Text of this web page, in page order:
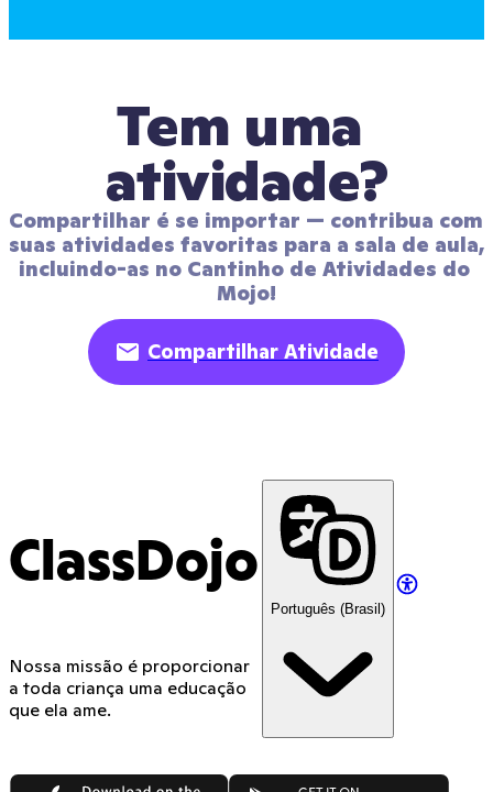
Tem uma
atividade?
Compartilhar é se importar — contribua com
suas atividades favoritas para a sala de aula,
incluindo-as no Cantinho de Atividades do
Mojo!
Compartilhar Atividade
ClassDojo
Nossa missão é proporcionar
a toda criança uma educação
que ela ame.
Português (Brasil)
App Store Google Play